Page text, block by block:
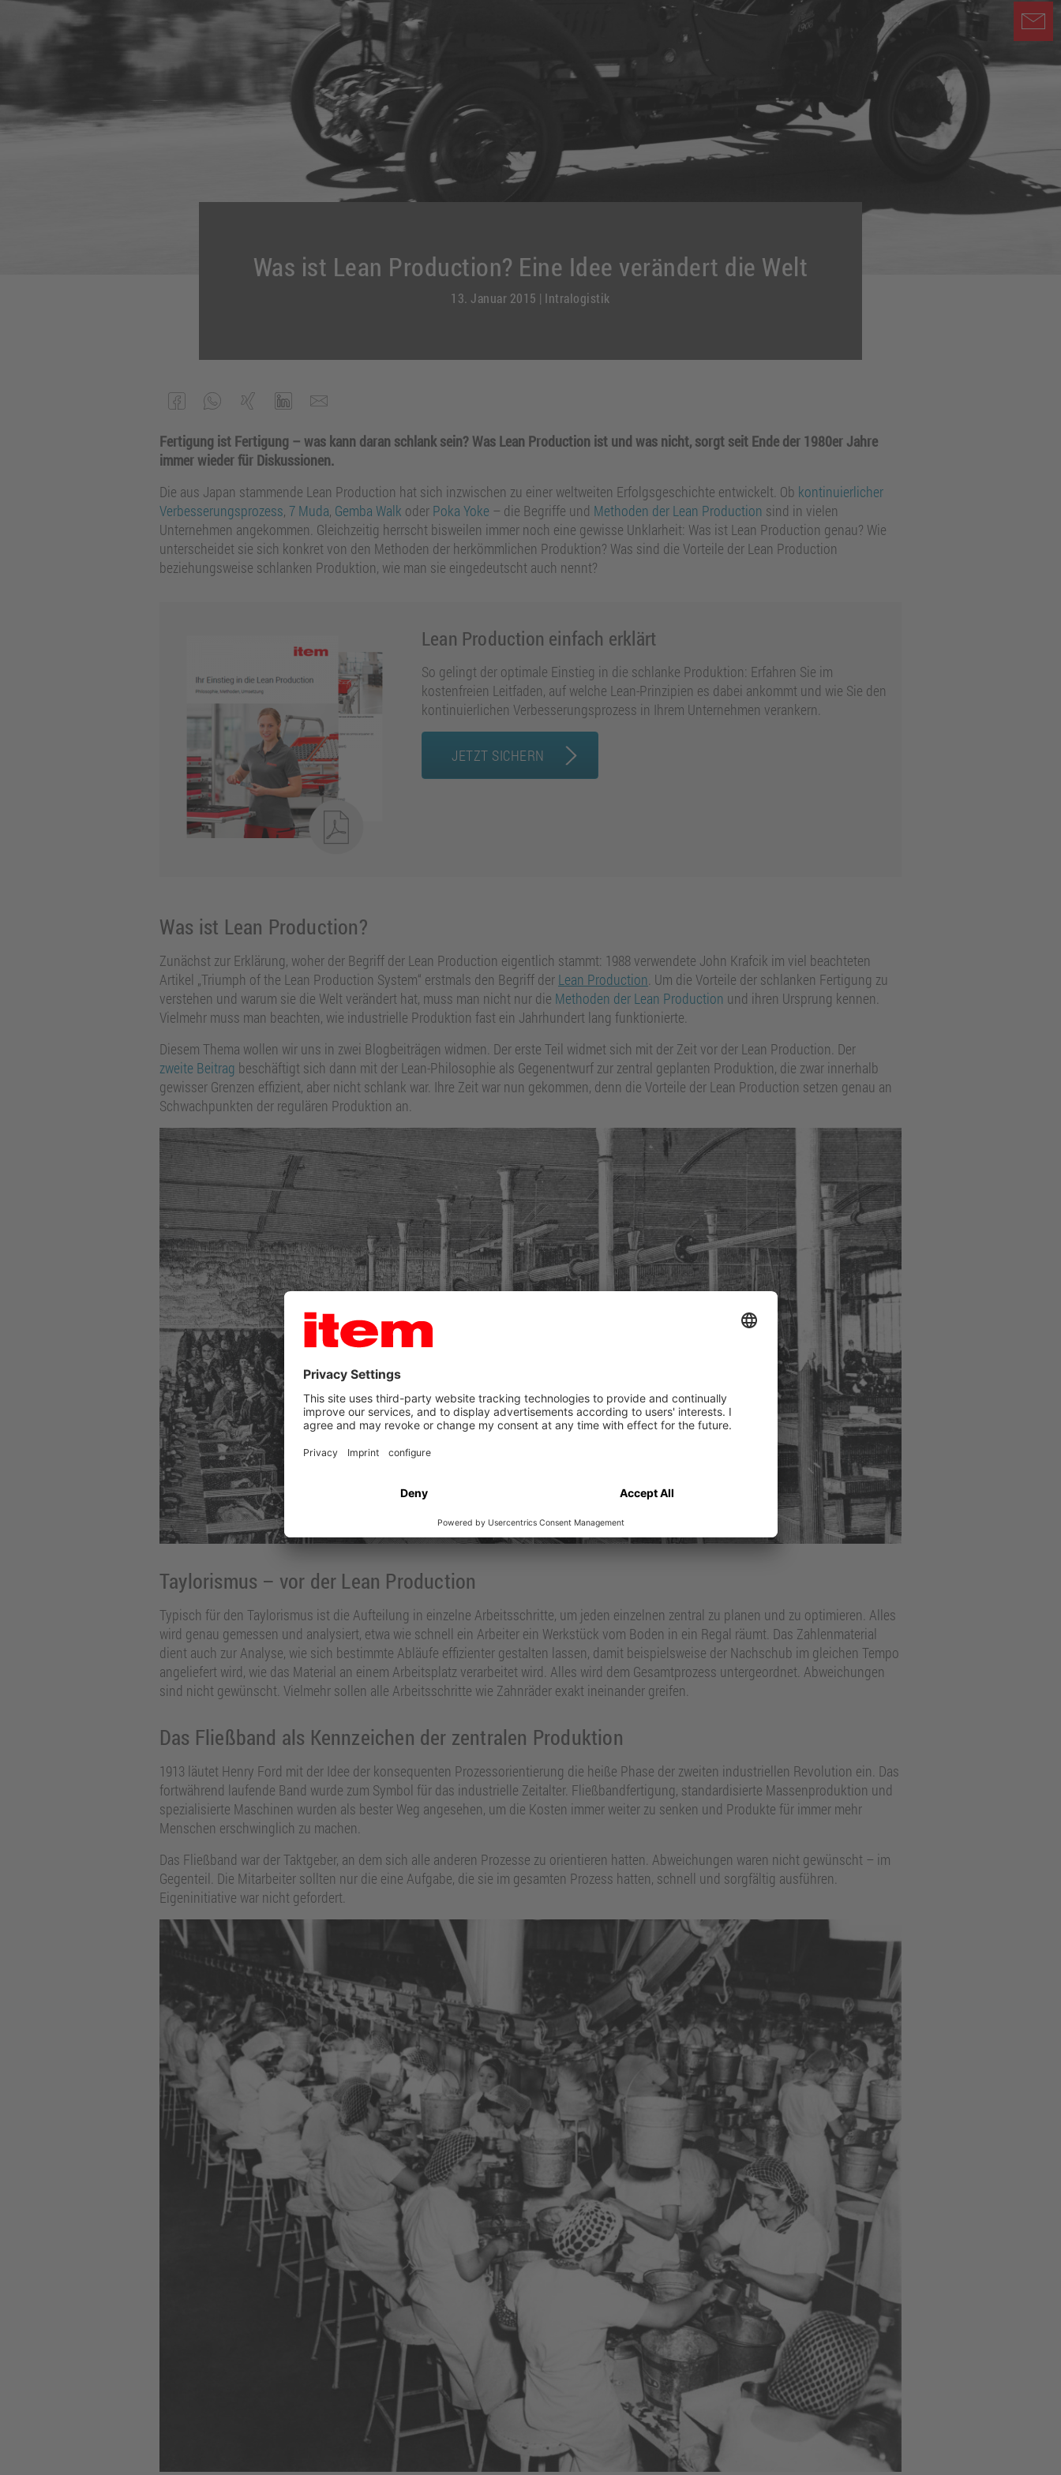
Was ist Lean Production? Eine Idee verändert die Welt
13. Januar 2015 | Intralogistik
Fertigung ist Fertigung – was kann daran schlank sein? Was Lean Production ist und was nicht, sorgt seit Ende der 1980er Jahre
immer wieder für Diskussionen.
Die aus Japan stammende Lean Production hat sich inzwischen zu einer weltweiten Erfolgsgeschichte entwickelt. Ob kontinuierlicher
Verbesserungsprozess, 7 Muda, Gemba Walk oder Poka Yoke – die Begriffe und Methoden der Lean Production sind in vielen
Unternehmen angekommen. Gleichzeitig herrscht bisweilen immer noch eine gewisse Unklarheit: Was ist Lean Production genau? Wie
unterscheidet sie sich konkret von den Methoden der herkömmlichen Produktion? Was sind die Vorteile der Lean Production
beziehungsweise schlanken Produktion, wie man sie eingedeutscht auch nennt?
Lean Production einfach erklärt
So gelingt der optimale Einstieg in die schlanke Produktion: Erfahren Sie im
kostenfreien Leitfaden, auf welche Lean-Prinzipien es dabei ankommt und wie Sie den
kontinuierlichen Verbesserungsprozess in Ihrem Unternehmen verankern.
JETZT SICHERN
Was ist Lean Production?
Zunächst zur Erklärung, woher der Begriff der Lean Production eigentlich stammt: 1988 verwendete John Krafcik im viel beachteten
Artikel „Triumph of the Lean Production System“ erstmals den Begriff der Lean Production. Um die Vorteile der schlanken Fertigung zu
verstehen und warum sie die Welt verändert hat, muss man nicht nur die Methoden der Lean Production und ihren Ursprung kennen.
Vielmehr muss man beachten, wie industrielle Produktion fast ein Jahrhundert lang funktionierte.
Diesem Thema wollen wir uns in zwei Blogbeiträgen widmen. Der erste Teil widmet sich mit der Zeit vor der Lean Production. Der
zweite Beitrag beschäftigt sich dann mit der Lean-Philosophie als Gegenentwurf zur zentral geplanten Produktion, die zwar innerhalb
gewisser Grenzen effizient, aber nicht schlank war. Ihre Zeit war nun gekommen, denn die Vorteile der Lean Production setzen genau an
Schwachpunkten der regulären Produktion an.
Taylorismus – vor der Lean Production
Typisch für den Taylorismus ist die Aufteilung in einzelne Arbeitsschritte, um jeden einzelnen zentral zu planen und zu optimieren. Alles
wird genau gemessen und analysiert, etwa wie schnell ein Arbeiter ein Werkstück vom Boden in ein Regal räumt. Das Zahlenmaterial
dient auch zur Analyse, wie sich bestimmte Abläufe effizienter gestalten lassen, damit beispielsweise der Nachschub im gleichen Tempo
angeliefert wird, wie das Material an einem Arbeitsplatz verarbeitet wird. Alles wird dem Gesamtprozess untergeordnet. Abweichungen
sind nicht gewünscht. Vielmehr sollen alle Arbeitsschritte wie Zahnräder exakt ineinander greifen.
Das Fließband als Kennzeichen der zentralen Produktion
1913 läutet Henry Ford mit der Idee der konsequenten Prozessorientierung die heiße Phase der zweiten industriellen Revolution ein. Das
fortwährend laufende Band wurde zum Symbol für das industrielle Zeitalter. Fließbandfertigung, standardisierte Massenproduktion und
spezialisierte Maschinen wurden als bester Weg angesehen, um die Kosten immer weiter zu senken und Produkte für immer mehr
Menschen erschwinglich zu machen.
Das Fließband war der Taktgeber, an dem sich alle anderen Prozesse zu orientieren hatten. Abweichungen waren nicht gewünscht – im
Gegenteil. Die Mitarbeiter sollten nur die eine Aufgabe, die sie im gesamten Prozess hatten, schnell und sorgfältig ausführen.
Eigeninitiative war nicht gefordert.